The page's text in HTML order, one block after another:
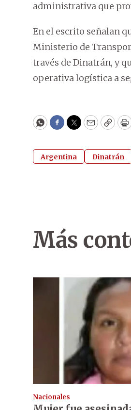
administrativa que
En el escrito señalan
Ministerio de
través de Dinatrán, y
operativa logística a
WhatsApp
Facebook
Twitter
EmailCopy
Argentina Dinatrán
Más
Nacionales